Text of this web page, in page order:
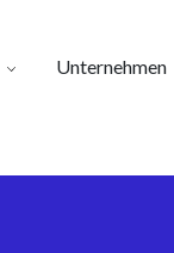
Unternehmen